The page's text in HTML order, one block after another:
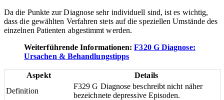
Da die Punkte zur Diagnose sehr individuell sind, ist es wichtig,
dass die gewählten Verfahren stets auf die speziellen Umstände des
einzelnen Patienten abgestimmt werden.
Weiterführende Informationen:F320 G Diagnose:
Ursachen & Behandlungstipps
Aspekt
Details
Definition
F329 G Diagnose beschreibt nicht näher
bezeichnete depressive Episoden.